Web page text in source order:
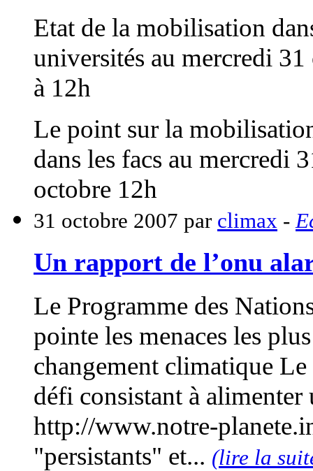
Etat de la mobilisation
universités au mercredi 31
à 12h
Le point sur la
dans les facs au mercredi
octobre 12h
31 octobre 2007 par climax -
Un rapport de l’onu
Le Programme des
pointe les menaces les
changement climatique
défi consistant à
http://www.notre-
"persistants" et... (lire la